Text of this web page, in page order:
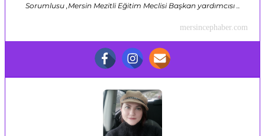
Sorumlusu ,Mersin Mezitli Eğitim Meclisi Başkan yardımcısı ..
mersincephaber.com